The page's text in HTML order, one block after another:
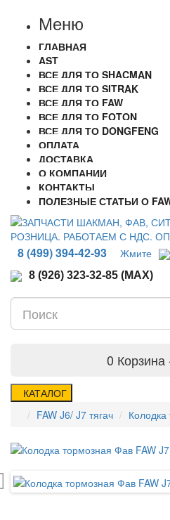
Меню
ГЛАВНАЯ
AST
ВСЕ ДЛЯ ТО SHACMAN
ВСЕ ДЛЯ ТО SITRAK
ВСЕ ДЛЯ ТО FAW
ВСЕ ДЛЯ ТО FOTON
ВСЕ ДЛЯ ТО DONGFENG
ОПЛАТА
ДОСТАВКА
О КОМПАНИИ
КОНТАКТЫ
ПОЛЕЗНЫЕ СТАТЬИ О
8 (499) 394-42-93 Жмите
8 (926) 323-32-85 (MAX)
0 Корзина
КАТАЛОГ
FAW J6/ J7 тягач